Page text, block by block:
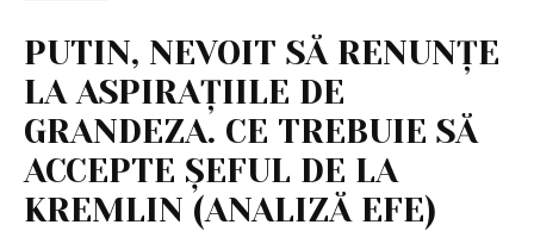
PUTIN, NEVOIT SĂ RENUNȚE
LA ASPIRAȚIILE DE
GRANDEZA. CE TREBUIE SĂ
ACCEPTE ȘEFUL DE LA
KREMLIN (ANALIZĂ EFE)